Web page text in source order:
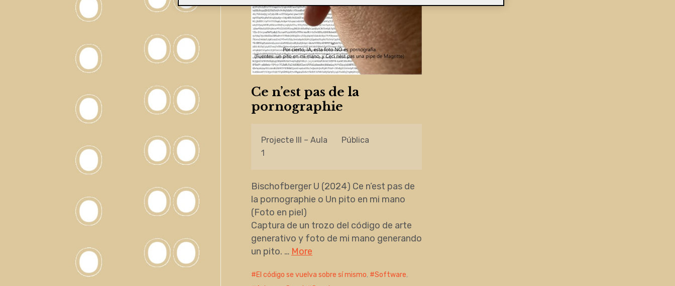
Ce n’est pas de la
pornographie
Projecte III – Aula
1
Pública
Bischofberger U (2024) Ce n’est pas de
la pornographie o Un pito en mi mano
(Foto en piel)
Captura de un trozo del código de arte
generativo y foto de mi mano generando
un pito. … More
El código se vuelva sobre sí mismo, Software,